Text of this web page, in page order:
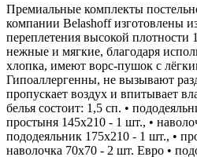
Премиальные комплекты
компании Belashoff изготовлены
переплетения высокой плотности
нежные и мягкие, благодаря
хлопка, имеют ворс-пушок с
Гипоаллергенны, не вызывают
пропускает воздух и впитывает
белья состоит: 1,5 сп. •
простыня 145х210 - 1 шт., •
пододеяльник 175х210 - 1 шт., •
наволочка 70х70 - 2 шт. Евро •